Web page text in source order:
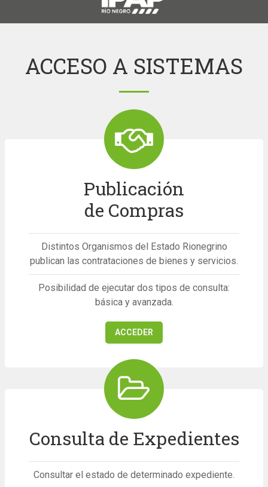
ACCESO A SISTEMAS
Publicación
de Compras
Distintos Organismos del Estado Rionegrino
publican las contrataciones de bienes y servicios.
Posibilidad de ejecutar dos tipos de consulta:
básica y avanzada.
ACCEDER
Consulta de Expedientes
Consultar el estado de determinado expediente.